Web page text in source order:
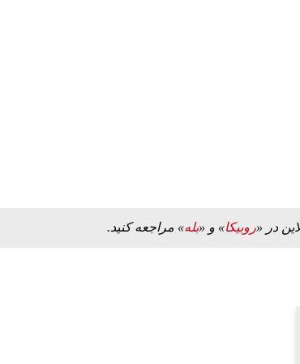
در «روبیکا» و «بله» مراجعه کنید.